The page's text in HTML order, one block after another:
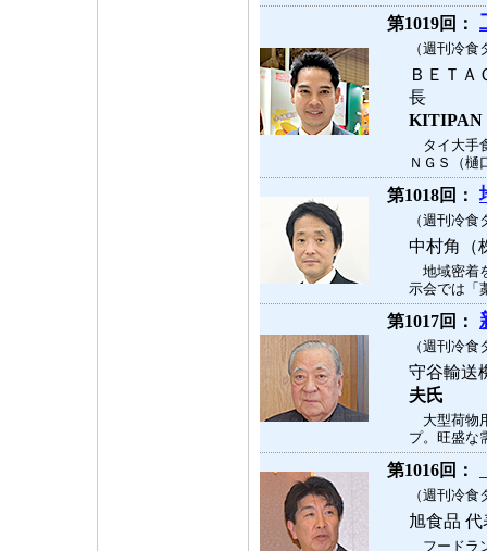
第1019回：
（週刊冷
ＢＥＴ
長
タイ大手
ＮＧＳ（樋
第1018回：
（週刊冷
中村角
地域密着
示会では「
第1017回：
（週刊冷
守谷輸
夫氏
大型荷物
プ。旺盛な
第1016回：
（週刊冷
旭食品
フードラ